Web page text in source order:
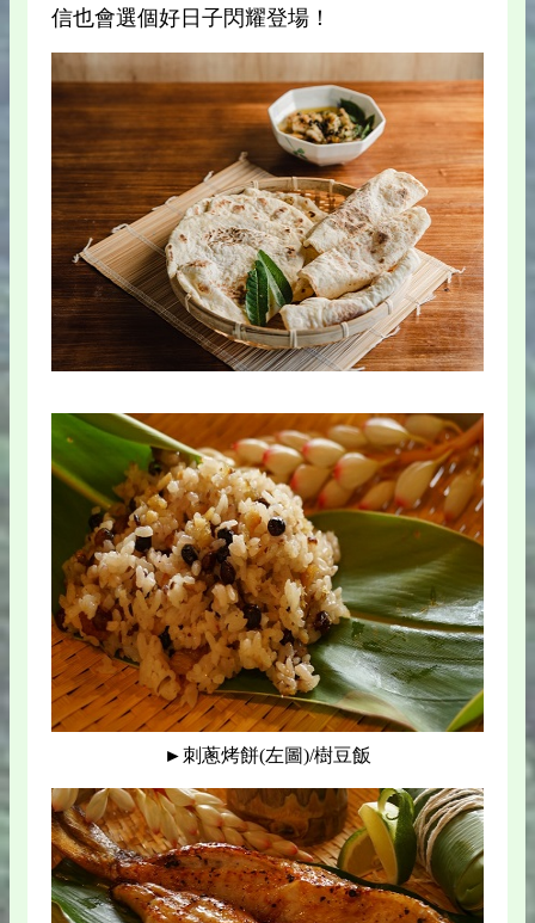
信也會選個好日子閃耀登場！
►刺蔥烤餅(左圖)/樹豆飯